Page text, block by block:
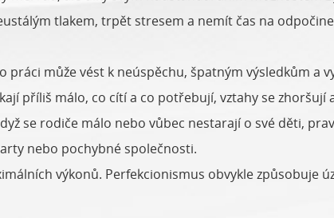
tlakem, trpět stresem a nemít čas na
může vést k neúspěchu, špatným výsledkům a
příliš málo, co cítí a co potřebují, vztahy se zhoršují
se rodiče málo nebo vůbec nestarají o své děti,
nebo pochybné společnosti.
výkonů. Perfekcionismus obvykle způsobuje